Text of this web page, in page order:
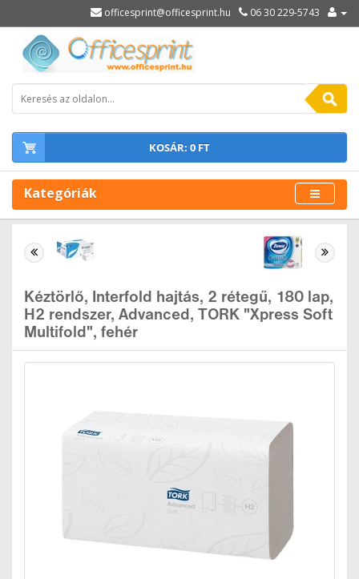
officesprint@officesprint.hu 06 30 229-5743
KOSÁR: 0 FT
Kategóriák
Kéztörlő, Interfold hajtás, 2 rétegű, 180 lap,
H2 rendszer, Advanced, TORK "Xpress Soft
Multifold", fehér